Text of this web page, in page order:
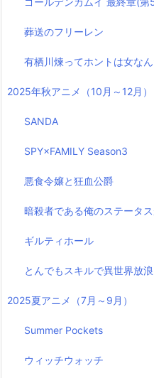
葬送のフリーレン
有栖川煉ってホントは女なん
2025年秋アニメ（10月～12月）
SANDA
SPY×FAMILY Season3
悪食令嬢と狂血公爵
暗殺者である俺のステータ
ギルティホール
とんでもスキルで異世界放
2025夏アニメ（7月～9月）
Summer Pockets
ウィッチウォッチ